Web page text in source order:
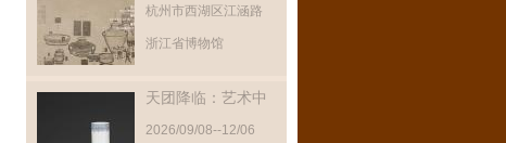
杭州市西湖区江涵路
300号之江文化中心
浙江省博物馆
天团降临：艺术中
2026/09/08--12/06